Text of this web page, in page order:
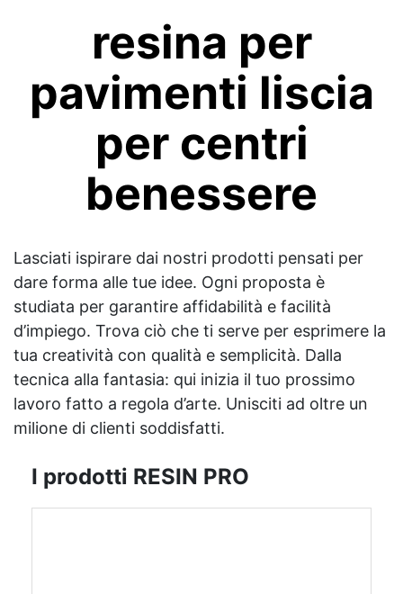
resina per
pavimenti liscia
per centri
benessere
Lasciati ispirare dai nostri prodotti pensati per
dare forma alle tue idee. Ogni proposta è
studiata per garantire affidabilità e facilità
d’impiego. Trova ciò che ti serve per esprimere la
tua creatività con qualità e semplicità. Dalla
tecnica alla fantasia: qui inizia il tuo prossimo
lavoro fatto a regola d’arte. Unisciti ad oltre un
milione di clienti soddisfatti.
I prodotti RESIN PRO